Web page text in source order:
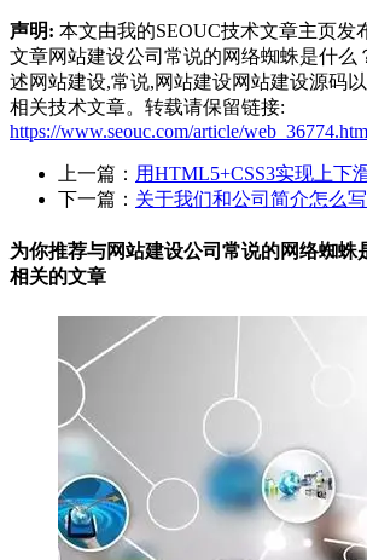
声明: 本文由我的SEOUC技术文章主页发
文章网站建设公司常说的网络蜘蛛是什么
述网站建设,常说,网站建设网站建设源码
相关技术文章。转载请保留链接:
https://www.seouc.com/article/
上一篇： 用HTML5+CSS3实现上下
下一篇： 关于我们和公司简介怎么
为你推荐与网站建设公司常说的网络蜘蛛
相关的文章